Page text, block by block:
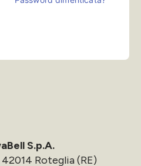
S.p.A.
Roteglia (RE)